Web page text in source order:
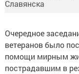
Очередное
ветеранов было
помощи мирным
пострадавшим в